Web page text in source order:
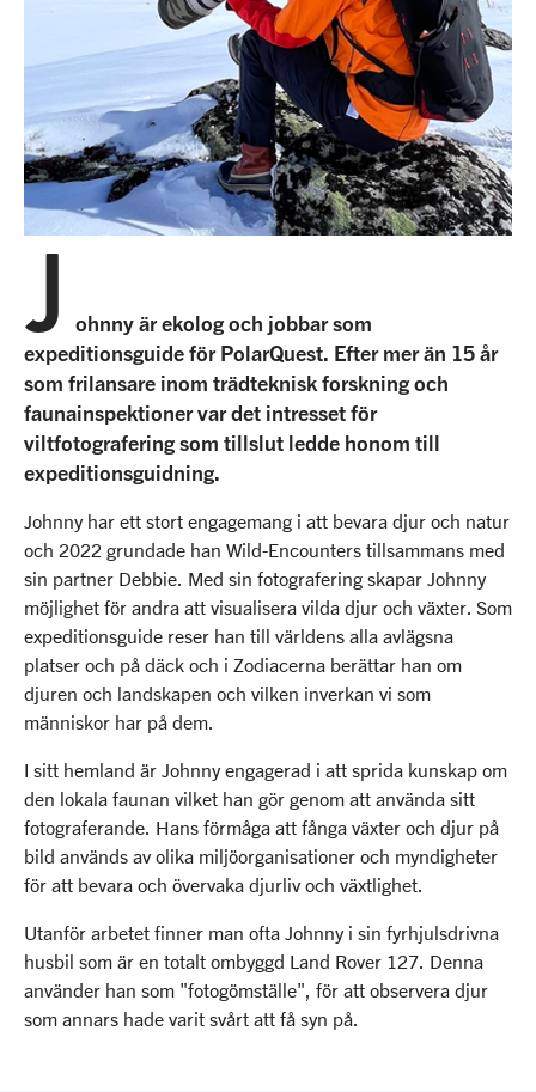
Vi klimatinvesterar
Vårt kontorsteam
Vårt guideteam
Unlimited Travel Group
Frågor & Svar
Resevillkor
Nytt regelverk på Svalbard
Press
J
ohnny är ekolog och jobbar som
expeditionsguide för PolarQuest. Efter mer än 15 år
som frilansare inom trädteknisk forskning och
faunainspektioner var det intresset för
viltfotografering som tillslut ledde honom till
expeditionsguidning.
Johnny har ett stort engagemang i att bevara djur och natur
och 2022 grundade han Wild-Encounters tillsammans med
sin partner Debbie. Med sin fotografering skapar Johnny
möjlighet för andra att visualisera vilda djur och växter. Som
expeditionsguide reser han till världens alla avlägsna
platser och på däck och i Zodiacerna berättar han om
djuren och landskapen och vilken inverkan vi som
människor har på dem.
I sitt hemland är Johnny engagerad i att sprida kunskap om
den lokala faunan vilket han gör genom att använda sitt
fotograferande. Hans förmåga att fånga växter och djur på
bild används av olika miljöorganisationer och myndigheter
för att bevara och övervaka djurliv och växtlighet.
Utanför arbetet finner man ofta Johnny i sin fyrhjulsdrivna
husbil som är en totalt ombyggd Land Rover 127. Denna
använder han som "fotogömställe", för att observera djur
som annars hade varit svårt att få syn på.